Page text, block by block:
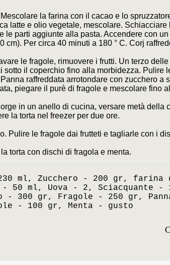
la farina con il cacao e lo
latte e olio vegetale, mescolare.
le parti aggiunte alla pasta. Accendere con
cm). Per circa 40 minuti a 180 ° C. Corj
le fragole, rimuovere i frutti. Un terzo
sotto il coperchio fino alla morbidezza. Pulire
raffreddata arrotondare con zucchero
piegare il purè di fragole e mescolare fino
in un anello di cucina, versare metà
la torta nel freezer per due ore.
Pulire le fragole dai frutteti e tagliarle con i
torta con dischi di fragola e menta.
ml, Zucchero - 200 gr,
- 50 ml, Uova - 2, Sciacquante
- 300 gr, Fragole - 250 gr,
- 100 gr, Menta - gusto